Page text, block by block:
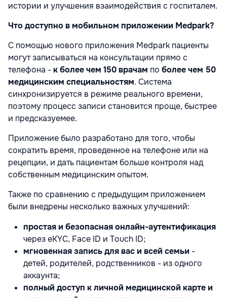
истории и улучшения взаимодействия с госпиталем.
Что доступно в мобильном приложении Medpark?
С помощью нового приложения Medpark пациенты
могут записываться на консультации прямо с
телефона -к более чем 150 врачам по более чем 50
медицинским специальностям. Система
синхронизируется в режиме реального времени,
поэтому процесс записи становится проще, быстрее
и предсказуемее.
Приложение было разработано для того, чтобы
сократить время, проведенное на телефоне или на
рецепции, и дать пациентам больше контроля над
собственным медицинским опытом.
Также по сравнению с предыдущим приложением
были внедрены несколько важных улучшений:
простая и безопасная онлайн-аутентификация
через eKYC, Face ID и Touch ID;
мгновенная запись для вас и всей семьи -
детей, родителей, родственников - из одного
аккаунта;
полный доступ к личной медицинской карте и